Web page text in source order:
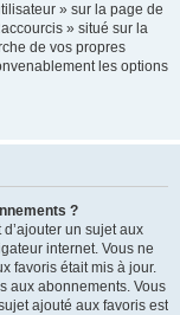
» sur la page de
» situé sur la
de vos propres
les options
?
un sujet aux
internet. Vous ne
favoris était mis à jour.
aux abonnements. Vous
ajouté aux favoris est